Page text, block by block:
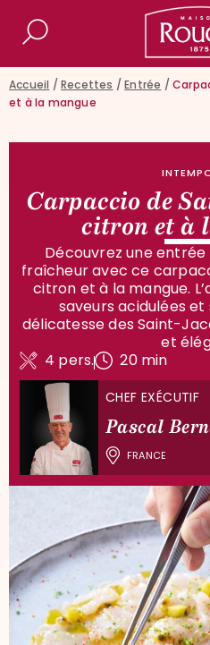
Maison
Rechercher
Accueil /Recettes /Entrée /
et à la mangue
Carpaccio de
citron et à
Découvrez une
fraîcheur avec ce
citron et à la mangue.
saveurs acidulées
délicatesse des Saint-
et
4 pers.
20 min
CHEF EXÉCUTIF
Pascal
FRANCE